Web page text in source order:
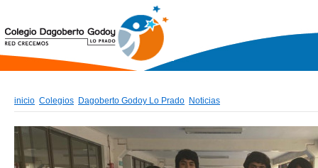
inicio Colegios Dagoberto Godoy Lo Prado Noticias